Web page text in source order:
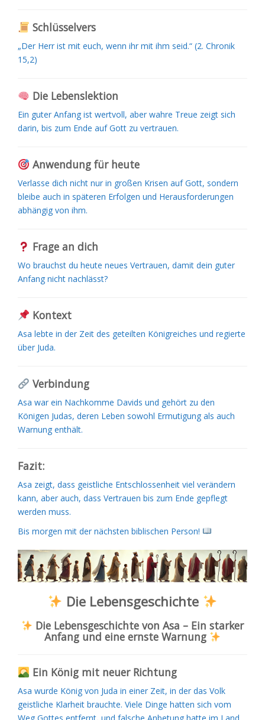
Schlüsselvers
„Der Herr ist mit euch, wenn ihr mit ihm seid.“ (2. Chronik
15,2)
Die Lebenslektion
Ein guter Anfang ist wertvoll, aber wahre Treue zeigt sich
darin, bis zum Ende auf Gott zu vertrauen.
Anwendung für heute
Verlasse dich nicht nur in großen Krisen auf Gott, sondern
bleibe auch in späteren Erfolgen und Herausforderungen
abhängig von ihm.
Frage an dich
Wo brauchst du heute neues Vertrauen, damit dein guter
Anfang nicht nachlässt?
Kontext
Asa lebte in der Zeit des geteilten Königreiches und regierte
über Juda.
Verbindung
Asa war ein Nachkomme Davids und gehört zu den
Königen Judas, deren Leben sowohl Ermutigung als auch
Warnung enthält.
Fazit:
Asa zeigt, dass geistliche Entschlossenheit viel verändern
kann, aber auch, dass Vertrauen bis zum Ende gepflegt
werden muss.
Bis morgen mit der nächsten biblischen Person!
Die Lebensgeschichte
Die Lebensgeschichte von Asa – Ein starker
Anfang und eine ernste Warnung
Ein König mit neuer Richtung
Asa wurde König von Juda in einer Zeit, in der das Volk
geistliche Klarheit brauchte. Viele Dinge hatten sich vom